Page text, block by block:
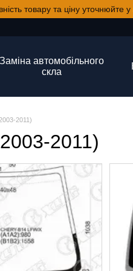
товару та ціну
автомобільного
скла
2011)
2011)